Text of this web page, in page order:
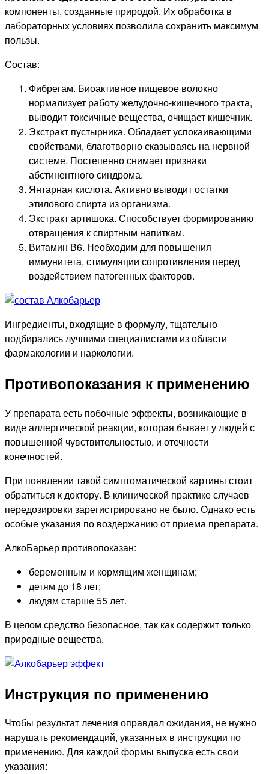
компоненты, созданные природой. Их обработка в
лабораторных условиях позволила сохранить максимум
пользы.
Состав:
Фибрегам. Биоактивное пищевое волокно
нормализует работу желудочно-кишечного тракта,
выводит токсичные вещества, очищает кишечник.
Экстракт пустырника. Обладает успокаивающими
свойствами, благотворно сказываясь на нервной
системе. Постепенно снимает признаки
абстинентного синдрома.
Янтарная кислота. Активно выводит остатки
этилового спирта из организма.
Экстракт артишока. Способствует формированию
отвращения к спиртным напиткам.
Витамин В6. Необходим для повышения
иммунитета, стимуляции сопротивления перед
воздействием патогенных факторов.
Ингредиенты, входящие в формулу, тщательно
подбирались лучшими специалистами из области
фармакологии и наркологии.
Противопоказания к применению
У препарата есть побочные эффекты, возникающие в
виде аллергической реакции, которая бывает у людей с
повышенной чувствительностью, и отечности
конечностей.
При появлении такой симптоматической картины стоит
обратиться к доктору. В клинической практике случаев
передозировки зарегистрировано не было. Однако есть
особые указания по воздержанию от приема препарата.
АлкоБарьер противопоказан:
беременным и кормящим женщинам;
детям до 18 лет;
людям старше 55 лет.
В целом средство безопасное, так как содержит только
природные вещества.
Инструкция по применению
Чтобы результат лечения оправдал ожидания, не нужно
нарушать рекомендаций, указанных в инструкции по
применению. Для каждой формы выпуска есть свои
указания: